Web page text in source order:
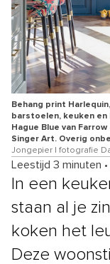
Behang print
barstoelen, keuken
Hague Blue van
Singer Art. Overig
Jongepier | fotografie
Leestijd 3 minuten •
In een
staan al je
koken het
Deze